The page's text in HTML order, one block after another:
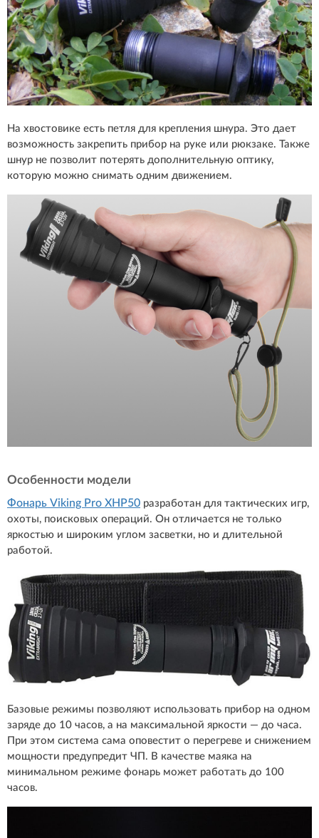
На хвостовике есть петля для крепления шнура. Это дает
возможность закрепить прибор на руке или рюкзаке. Также
шнур не позволит потерять дополнительную оптику,
которую можно снимать одним движением.
Особенности модели
Фонарь Viking Pro XHP50 разработан для тактических игр,
охоты, поисковых операций. Он отличается не только
яркостью и широким углом засветки, но и длительной
работой.
Базовые режимы позволяют использовать прибор на одном
заряде до 10 часов, а на максимальной яркости — до часа.
При этом система сама оповестит о перегреве и снижением
мощности предупредит ЧП. В качестве маяка на
минимальном режиме фонарь может работать до 100
часов.